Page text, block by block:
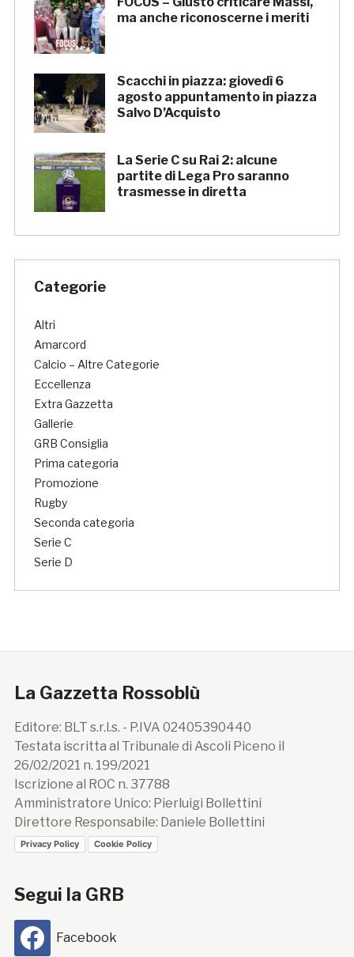
ma anche riconoscerne i meriti
Scacchi in piazza: giovedì 6
agosto appuntamento in piazza
Salvo D’Acquisto
La Serie C su Rai 2: alcune
partite di Lega Pro saranno
trasmesse in diretta
Categorie
Altri
Amarcord
Calcio – Altre Categorie
Eccellenza
Extra Gazzetta
Gallerie
GRB Consiglia
Prima categoria
Promozione
Rugby
Seconda categoria
Serie C
Serie D
La Gazzetta Rossoblù
Editore: BLT s.r.l.s. - P.IVA 02405390440
Testata iscritta al Tribunale di Ascoli Piceno il
26/02/2021 n. 199/2021
Iscrizione al ROC n. 37788
Amministratore Unico: Pierluigi Bollettini
Direttore Responsabile: Daniele Bollettini
Privacy Policy Cookie Policy
Segui la GRB
Facebook